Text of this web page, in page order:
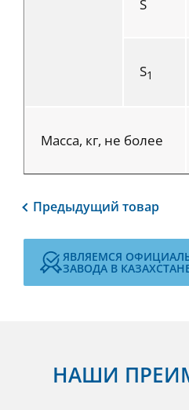
S
S1
Масса, кг, не более
Предыдущий товар
ЯВЛЯЕМСЯ
ЗАВОДА В
НАШИ